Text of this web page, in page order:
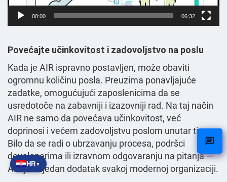
00:00 06:32
Povećajte učinkovitost i zadovoljstvo na poslu
Kada je AIR ispravno postavljen, može obaviti
ogromnu količinu posla. Preuzima ponavljajuće
zadatke, omogućujući zaposlenicima da se
usredotoče na zabavniji i izazovniji rad. Na taj način
AIR ne samo da povećava učinkovitost, već
doprinosi i većem zadovoljstvu poslom unutar tima.
Bilo da se radi o ubrzavanju procesa, podršci
developerima ili izravnom odgovaranju na pitanja —
AIR je vrijedan dodatak svakoj modernoj organizaciji.
HR▼